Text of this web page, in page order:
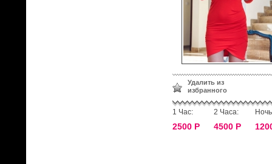
Удалить из
избранного
1 Час:
2500 Р
2 Часа:
4500 Р